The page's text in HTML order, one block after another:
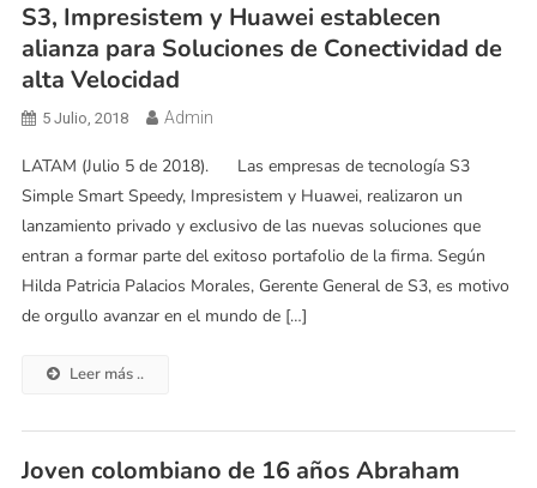
S3, Impresistem y Huawei establecen
alianza para Soluciones de Conectividad de
alta Velocidad
5 Julio, 2018 Admin
LATAM (Julio 5 de 2018). Las empresas de tecnología S3
Simple Smart Speedy, Impresistem y Huawei, realizaron un
lanzamiento privado y exclusivo de las nuevas soluciones que
entran a formar parte del exitoso portafolio de la firma. Según
Hilda Patricia Palacios Morales, Gerente General de S3, es motivo
de orgullo avanzar en el mundo de […]
Leer más ..
Joven colombiano de 16 años Abraham